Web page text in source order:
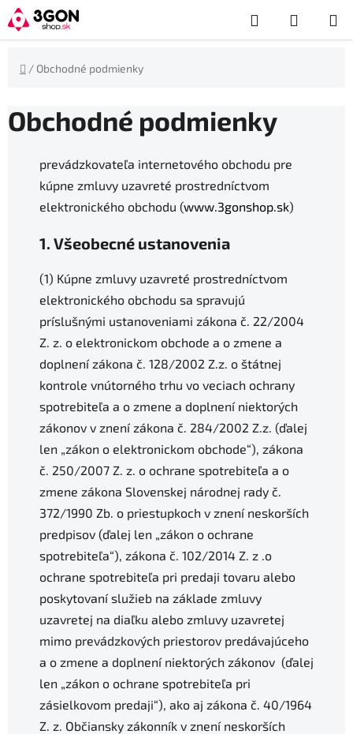
Prejsť
na
obsah
Hľadať
KOŠÍK
Domov
/ Obchodné podmienky
Obchodné podmienky
prevádzkovateľa internetového obchodu pre
kúpne zmluvy uzavreté prostredníctvom
elektronického obchodu (www.3gonshop.sk)
1. Všeobecné ustanovenia
(1) Kúpne zmluvy uzavreté prostredníctvom
elektronického obchodu sa spravujú
príslušnými ustanoveniami zákona č. 22/2004
Z. z. o elektronickom obchode a o zmene a
doplnení zákona č. 128/2002 Z.z. o štátnej
kontrole vnútorného trhu vo veciach ochrany
spotrebiteľa a o zmene a doplnení niektorých
zákonov v znení zákona č. 284/2002 Z.z. (ďalej
len „zákon o elektronickom obchode“), zákona
č. 250/2007 Z. z. o ochrane spotrebiteľa a o
zmene zákona Slovenskej národnej rady č.
372/1990 Zb. o priestupkoch v znení neskorších
predpisov (ďalej len „zákon o ochrane
spotrebiteľa“), zákona č. 102/2014 Z. z .o
ochrane spotrebiteľa pri predaji tovaru alebo
poskytovaní služieb na základe zmluvy
uzavretej na diaľku alebo zmluvy uzavretej
mimo prevádzkových priestorov predávajúceho
a o zmene a doplnení niektorých zákonov (ďalej
len „zákon o ochrane spotrebiteľa pri
zásielkovom predaji“), ako aj zákona č. 40/1964
Z. z. Občiansky zákonník v znení neskorších